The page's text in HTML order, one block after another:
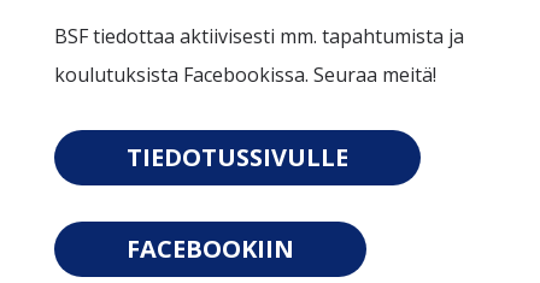
BSF tiedottaa aktiivisesti mm. tapahtumista ja
koulutuksista Facebookissa. Seuraa meitä!
TIEDOTUSSIVULLE
FACEBOOKIIN